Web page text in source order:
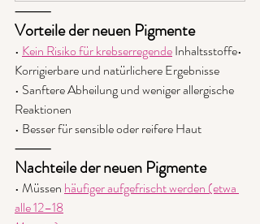
⸻
Vorteile der neuen Pigmente
• Kein Risiko für krebserregende Inhaltsstoffe•
Korrigierbare und natürlichere Ergebnisse
• Sanftere Abheilung und weniger allergische
Reaktionen
• Besser für sensible oder reifere Haut
⸻
Nachteile der neuen Pigmente
• Müssen häufiger aufgefrischt werden (etwa
alle 12–18